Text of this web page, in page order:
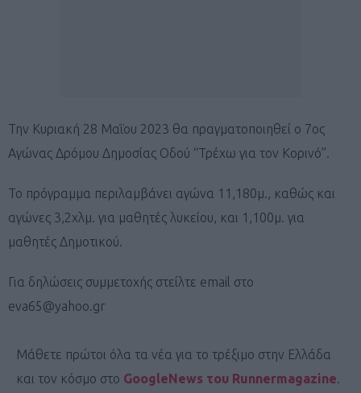
Την Κυριακή 28 Μαΐου 2023 θα πραγματοποιηθεί ο 7ος
Αγώνας Δρόμου Δημοσίας Οδού “Τρέχω για τον Κορινό”.
Το πρόγραμμα περιλαμβάνει αγώνα 11,180μ., καθώς και
αγώνες 3,2χλμ. για μαθητές λυκείου, και 1,100μ. για
μαθητές Δημοτικού.
Για δηλώσεις συμμετοχής στείλτε email στο
eva65@yahoo.gr
Μάθετε πρώτοι όλα τα νέα για το τρέξιμο στην Ελλάδα
και τον κόσμο στο GoogleNews του Runnermagazine.